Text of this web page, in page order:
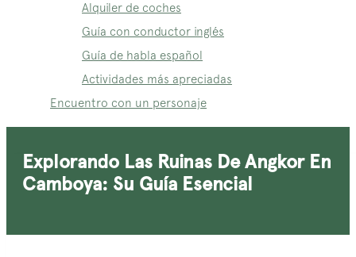
Alquiler de coches
Guía con conductor inglés
Guía de habla español
Actividades más apreciadas
Encuentro con un personaje
Explorando Las Ruinas De Angkor En
Camboya: Su Guía Esencial